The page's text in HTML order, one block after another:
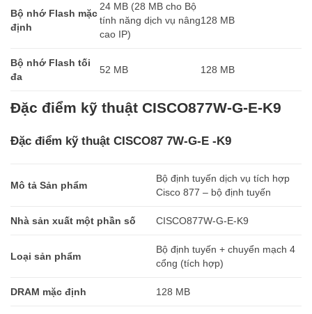
Bộ nhớ Flash mặc
định
24 MB (28 MB cho Bộ
tính năng dịch vụ nâng
cao IP)
128 MB
Bộ nhớ Flash tối
đa
52 MB 128 MB
Đặc điểm kỹ thuật CISCO877W-G-E-K9
Đặc điểm kỹ thuật CISCO87 7W-G-E -K9
Mô tả Sản phẩm
Bộ định tuyến dịch vụ tích hợp
Cisco 877 – bộ định tuyến
Nhà sản xuất một phần số CISCO877W-G-E-K9
Loại sản phẩm
Bộ định tuyến + chuyển mạch 4
cổng (tích hợp)
DRAM mặc định 128 MB